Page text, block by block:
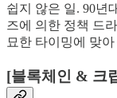
쉽지 않은 일. 90년
즈에 의한 정책 드
묘한 타이밍에 맞
[블록체인 & 크